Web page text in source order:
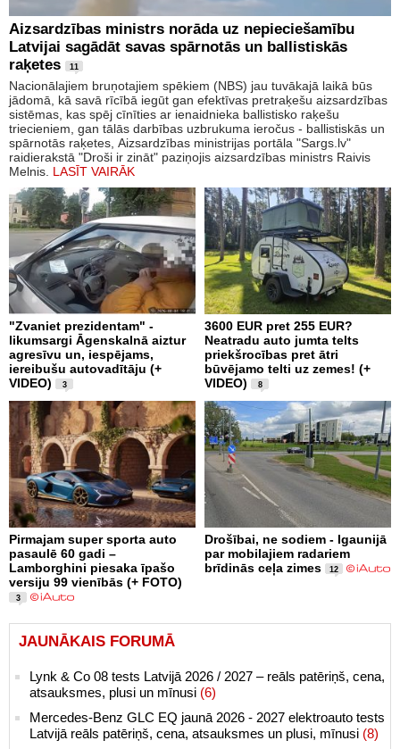
Aizsardzības ministrs norāda uz nepieciešamību
Latvijai sagādāt savas spārnotās un ballistiskās
raķetes
11
Nacionālajiem bruņotajiem spēkiem (NBS) jau tuvākajā laikā būs
jādomā, kā savā rīcībā iegūt gan efektīvas pretraķešu aizsardzības
sistēmas, kas spēj cīnīties ar ienaidnieka ballistisko raķešu
triecieniem, gan tālās darbības uzbrukuma ieročus - ballistiskās un
spārnotās raķetes, Aizsardzības ministrijas portāla "Sargs.lv"
raidierakstā "Droši ir zināt" paziņojis aizsardzības ministrs Raivis
Melnis. LASĪT VAIRĀK
"Zvaniet prezidentam" -
likumsargi Āgenskalnā aiztur
agresīvu un, iespējams,
iereibušu autovadītāju (+
VIDEO)
3
3600 EUR pret 255 EUR?
Neatradu auto jumta telts
priekšrocības pret ātri
būvējamo telti uz zemes! (+
VIDEO)
8
Pirmajam super sporta auto
pasaulē 60 gadi –
Lamborghini piesaka īpašo
versiju 99 vienībās (+ FOTO)
3
Drošībai, ne sodiem - Igaunijā
par mobilajiem radariem
brīdinās ceļa zimes
12
JAUNĀKAIS FORUMĀ
Lynk & Co 08 tests Latvijā 2026 / 2027 – reāls patēriņš, cena,
atsauksmes, plusi un mīnusi (6)
Mercedes-Benz GLC EQ jaunā 2026 - 2027 elektroauto tests
Latvijā reāls patēriņš, cena, atsauksmes un plusi, mīnusi (8)